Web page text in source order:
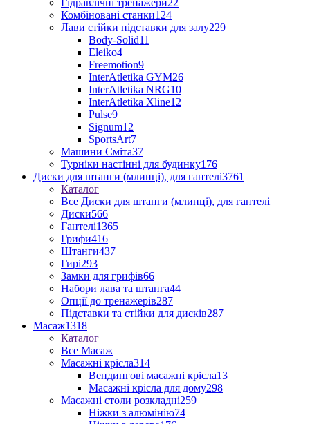
Гідравлічні тренажери22
Комбіновані станки124
Лави стійки підставки для залу229
Body-Solid11
Eleiko4
Freemotion9
InterAtletika GYM26
InterAtletika NRG10
InterAtletika Xline12
Pulse9
Signum12
SportsArt7
Машини Сміта37
Турніки настінні для будинку176
Диски для штанги (млинці), для гантелі3761
Каталог
Все Диски для штанги (млинці), для гантелі
Диски566
Гантелі1365
Грифи416
Штанги437
Гирі293
Замки для грифів66
Набори лава та штанга44
Опції до тренажерів287
Підставки та стійки для дисків287
Масаж1318
Каталог
Все Масаж
Масажні крісла314
Вендингові масажні крісла13
Масажні крісла для дому298
Масажні столи розкладні259
Ніжки з алюмінію74